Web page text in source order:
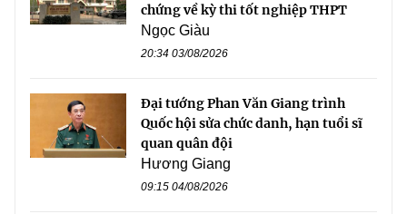
chứng về kỳ thi tốt nghiệp THPT
Ngọc Giàu
20:34 03/08/2026
Đại tướng Phan Văn Giang trình
Quốc hội sửa chức danh, hạn tuổi sĩ
quan quân đội
Hương Giang
09:15 04/08/2026